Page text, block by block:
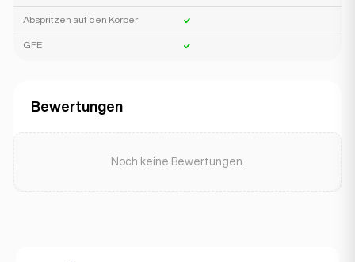
Abspritzen auf den Körper
GFE
Bewertungen
Noch keine Bewertungen.